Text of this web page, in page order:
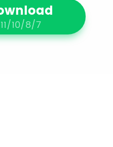
10/8/7